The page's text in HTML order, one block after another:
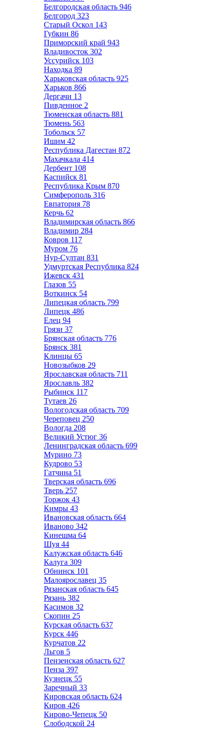
Белгородская область 946
Белгород 323
Старый Оскол 143
Губкин 86
Приморский край 943
Владивосток 302
Уссурийск 103
Находка 89
Харьковская область 925
Харьков 866
Дергачи 13
Пивденное 2
Тюменская область 881
Тюмень 563
Тобольск 57
Ишим 42
Республика Дагестан 872
Махачкала 414
Дербент 108
Каспийск 81
Республика Крым 870
Симферополь 316
Евпатория 78
Керчь 62
Владимирская область 866
Владимир 284
Ковров 117
Муром 76
Нур-Султан 831
Удмуртская Республика 824
Ижевск 431
Глазов 55
Воткинск 54
Липецкая область 799
Липецк 486
Елец 94
Грязи 37
Брянская область 776
Брянск 381
Клинцы 65
Новозыбков 29
Ярославская область 711
Ярославль 382
Рыбинск 117
Тутаев 26
Вологодская область 709
Череповец 250
Вологда 208
Великий Устюг 36
Ленинградская область 699
Мурино 73
Кудрово 53
Гатчина 51
Тверская область 696
Тверь 257
Торжок 43
Кимры 43
Ивановская область 664
Иваново 342
Кинешма 64
Шуя 44
Калужская область 646
Калуга 309
Обнинск 101
Малоярославец 35
Рязанская область 645
Рязань 382
Касимов 32
Скопин 25
Курская область 637
Курск 446
Курчатов 22
Льгов 5
Пензенская область 627
Пенза 397
Кузнецк 55
Заречный 33
Кировская область 624
Киров 426
Кирово-Чепецк 50
Слободской 24